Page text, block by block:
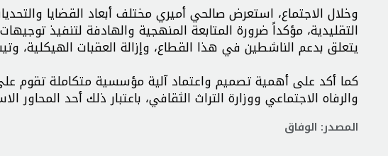
وخلال الاجتماع، استعرض صالحي أميري مختلف أبعاد القضايا
التقليدية، مؤكداً ضرورة المتابعة المنهجية والهادفة لتنفيذ
يتعلق بدعم الناشطين في هذا القطاع، وإزالة العقبات الهيكلية،
كما أكد على أهمية تصميم واعتماد آلية مؤسسية متكاملة تقوم
والرفاه الاجتماعي ووزارة التراث الثقافي، باعتبار ذلك أحد
المصدر: الوفاق